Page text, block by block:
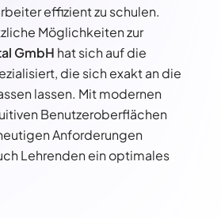
effizient zu schulen.
Möglichkeiten zur
GmbH hat sich auf die
die sich exakt an die
lassen. Mit modernen
Benutzeroberflächen
Anforderungen
Lehrenden ein optimales